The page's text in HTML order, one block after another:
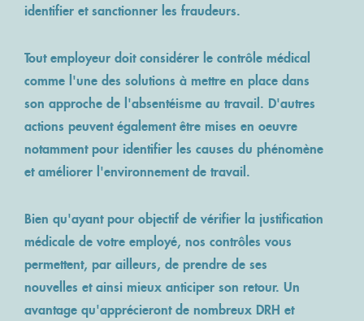
identifier et sanctionner les fraudeurs.
Tout employeur doit considérer le contrôle médical
comme l'une des solutions à mettre en place dans
son approche de l'absentéisme au travail. D'autres
actions peuvent également être mises en oeuvre
notamment pour identifier les causes du phénomène
et améliorer l'environnement de travail.
Bien qu'ayant pour objectif de vérifier la justification
médicale de votre employé, nos contrôles vous
permettent, par ailleurs, de prendre de ses
nouvelles et ainsi mieux anticiper son retour. Un
avantage qu'apprécieront de nombreux DRH et